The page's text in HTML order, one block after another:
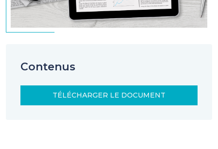
Contenus
TÉLÉCHARGER LE DOCUMENT